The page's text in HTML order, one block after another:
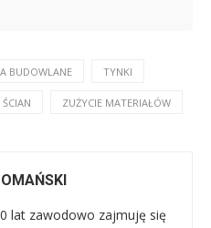
BUDOWLANE TYNKI
ZUŻYCIE MATERIAŁÓW
lat zawodowo zajmuję się